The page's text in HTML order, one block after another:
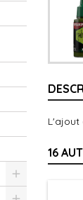
L'ajout
16